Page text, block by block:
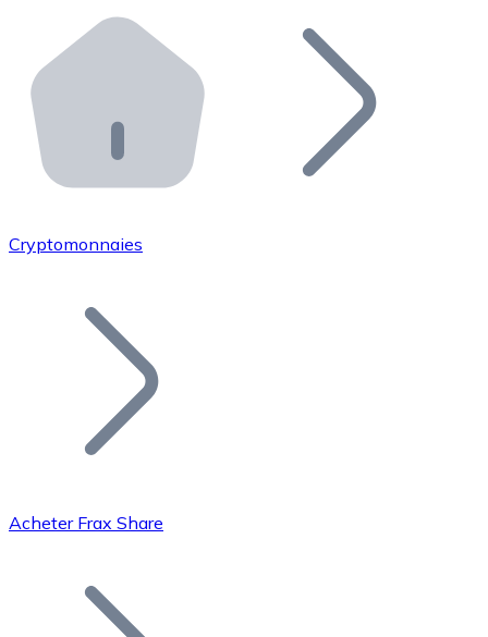
Distributeurs automatiques Bitnovo
Intégrez un ATM Bitnovo dans votre entreprise et
API Bitnovo
Intégrez notre API dans votre écosystème.
Rejoignez notre réseau de distributeurs et
Ajoutez le token de votre projet à notre service
Bitcoin
Cryptomonnaies
Acheter Frax Share